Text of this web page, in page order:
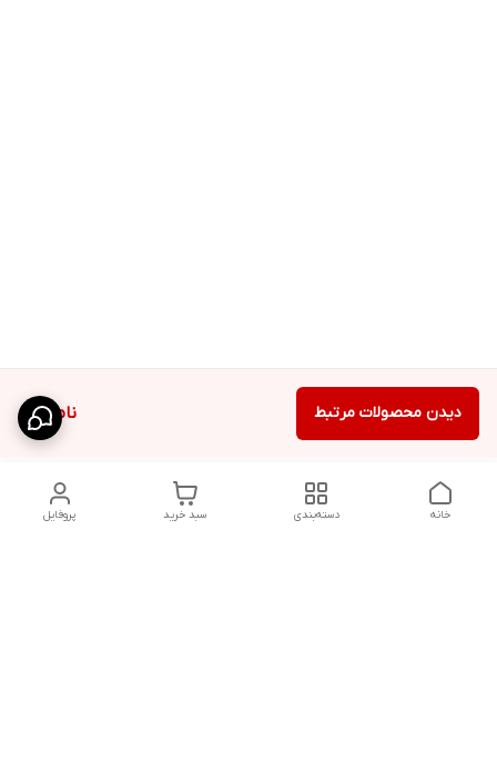
ناموجود دیدن محصولات مرتبط
پروفایل سبد خرید دسته‌بندی خانه